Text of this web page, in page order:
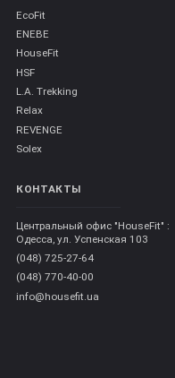
EcoFit
ENEBE
HouseFit
HSF
L.A. Trekking
Relax
REVENGE
Solex
КОНТАКТЫ
Центральный офис "HouseFit" :
Одесса, ул. Успенская 103
(048) 725-27-64
(048) 770-40-00
info@housefit.ua